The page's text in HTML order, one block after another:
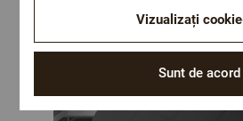
Sunt de acord
Vizualizați